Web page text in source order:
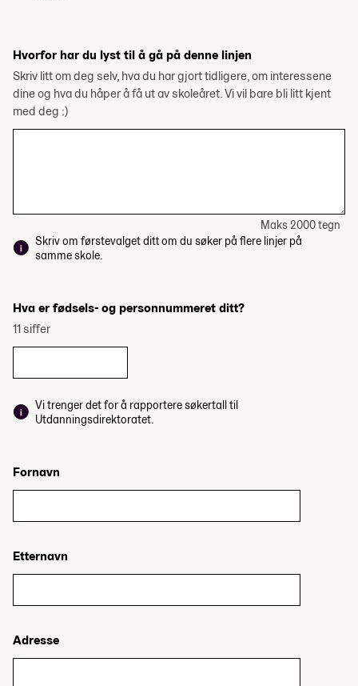
Hvorfor har du lyst til å gå på denne linjen
Skriv litt om deg selv, hva du har gjort tidligere, om interessene
dine og hva du håper å få ut av skoleåret. Vi vil bare bli litt kjent
med deg :)
Maks 2000 tegn
Skriv om førstevalget ditt om du søker på flere linjer på
samme skole.
Hva er fødsels- og personnummeret ditt?
11 siffer
Vi trenger det for å rapportere søkertall til
Utdanningsdirektoratet.
Fornavn
Etternavn
Adresse